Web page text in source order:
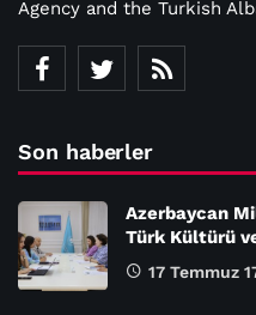
Agency and the Turkish
Son haberler
Azerbaycan
Türk Kültürü
17 Temmuz